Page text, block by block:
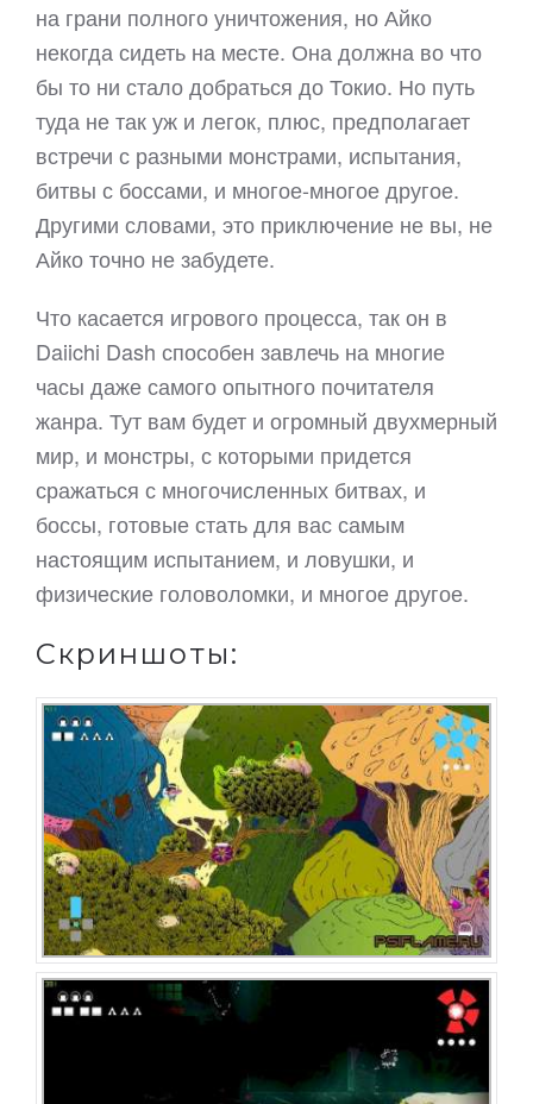
на грани полного уничтожения, но Айко
некогда сидеть на месте. Она должна во что
бы то ни стало добраться до Токио. Но путь
туда не так уж и легок, плюс, предполагает
встречи с разными монстрами, испытания,
битвы с боссами, и многое-многое другое.
Другими словами, это приключение не вы, не
Айко точно не забудете.
Что касается игрового процесса, так он в
Daiichi Dash способен завлечь на многие
часы даже самого опытного почитателя
жанра. Тут вам будет и огромный двухмерный
мир, и монстры, с которыми придется
сражаться с многочисленных битвах, и
боссы, готовые стать для вас самым
настоящим испытанием, и ловушки, и
физические головоломки, и многое другое.
Скриншоты: